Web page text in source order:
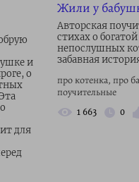
и
о
для
Жили у
Авторская
стихах о
непослушных
забавная
про котенка, про
поучительные
1 663 0